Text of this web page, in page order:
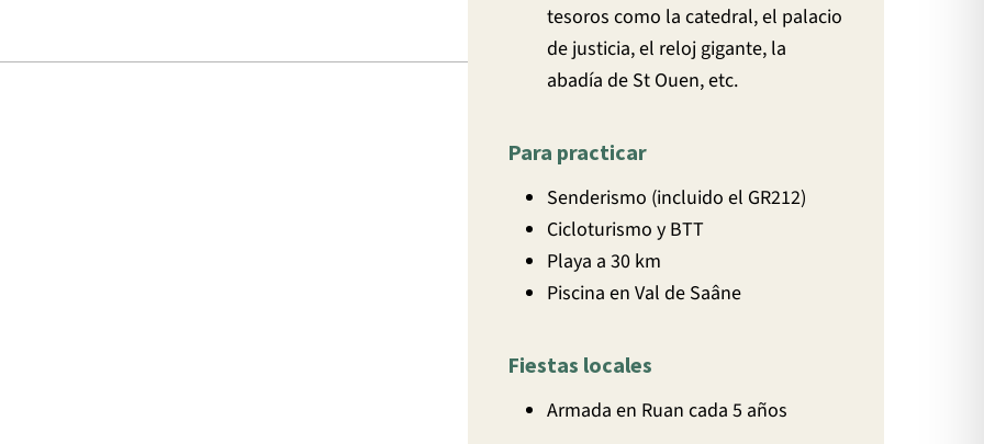
tesoros como la catedral, el palacio
de justicia, el reloj gigante, la
abadía de St Ouen, etc.
Para practicar
Senderismo (incluido el GR212)
Cicloturismo y BTT
Playa a 30 km
Piscina en Val de Saâne
Fiestas locales
Armada en Ruan cada 5 años